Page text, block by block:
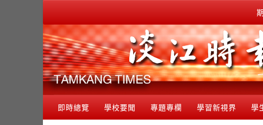
即時總覽 學校要聞 專題專欄 學習新視界 學